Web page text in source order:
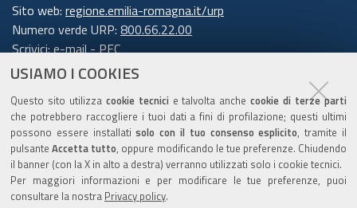
USIAMO I COOKIES
Questo sito utilizza cookie tecnici e talvolta anchecookie di terze parti
che potrebbero raccogliere i tuoi dati a fini di profilazione; questi ultimi
possono essere installatisolo con il tuo consenso esplicito, tramite il
pulsanteAccetta tutto, oppure modificando le tue preferenze. Chiudendo
il banner (con la X in alto a destra) verranno utilizzati solo i cookie tecnici.
Per maggiori informazioni e per modificare le tue preferenze, puoi
consultare la nostra Privacy policy.
Sito web: regione.emilia-romagna.it/urp
Numero verde URP: 800.66.22.00
Scrivici:e-mail-PEC
Trasparenza
Amministrazione trasparente
Note legali e copyright
Privacy e cookie